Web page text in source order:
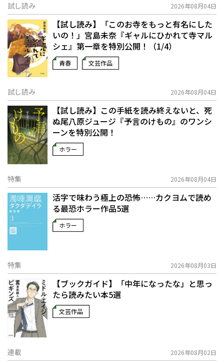
試し読み 2026年08月04日
【試し読み】「このお寺をもっと有名にした
いの！」宮島未奈『ギャルにひかれて寺マル
シェ』第一章を特別公開！（1/4）
青春 文芸作品
試し読み 2026年08月04日
【試し読み】この手紙を読み終えないと、死
ぬ――尾八原ジュージ『予言のけもの』のワンシ
ーンを特別公開！
ホラー
特集 2026年08月04日
活字で味わう極上の恐怖……カクヨムで読め
る最恐ホラー作品5選
ホラー
特集 2026年08月03日
【ブックガイド】「中年になったな」と思っ
たら読みたい本5選
文芸作品
連載 2026年08月02日